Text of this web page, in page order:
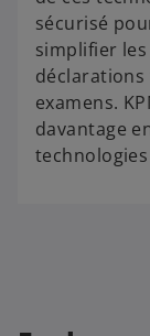
sécurisé
simplifier
déclarations
examens.
davantage